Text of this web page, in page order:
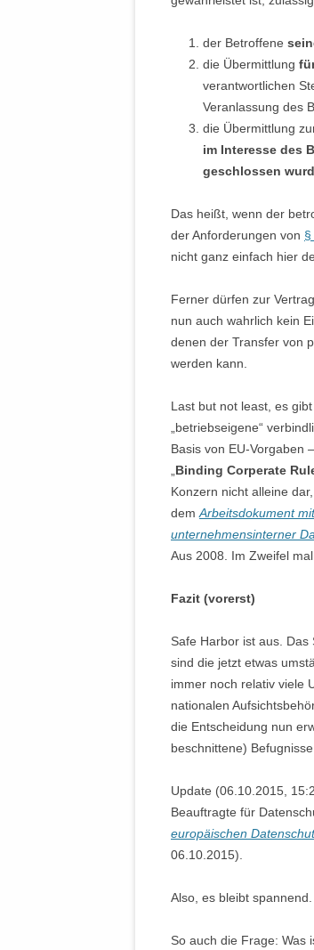
der Betroffene
die Übermittlung
verantwortlichen
Veranlassung des
die Übermittlung
im Interesse des
geschlossen
Das heißt, wenn der
der Anforderungen von §
nicht ganz einfach hier
Ferner dürfen zur
nun auch wahrlich kein
denen der Transfer von
werden kann.
Last but not least, es
„betriebseigene“
Basis von EU-Vorgaben
Binding Corperate
Konzern nicht alleine
dem Arbeitsdokument
unternehmensinterner
Aus 2008. Im Zweifel
Fazit (vorerst)
Safe Harbor ist aus.
sind die jetzt etwas
immer noch relativ viele
nationalen
die Entscheidung nun
beschnittene)
Update (06.10.2015,
Beauftragte für
europäischen
06.10.2015).
Also, es bleibt spannend.
So auch die Frage: Was